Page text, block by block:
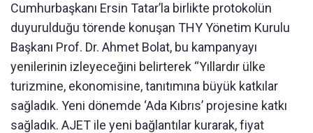
Cumhurbaşkanı Ersin Tatar’la birlikte protokolün
duyurulduğu törende konuşan THY Yönetim Kurulu
Başkanı Prof. Dr. Ahmet Bolat, bu kampanyayı
yenilerinin izleyeceğini belirterek “Yıllardır ülke
turizmine, ekonomisine, tanıtımına büyük katkılar
sağladık. Yeni dönemde ‘Ada Kıbrıs’ projesine katkı
sağladık. AJET ile yeni bağlantılar kurarak, fiyat